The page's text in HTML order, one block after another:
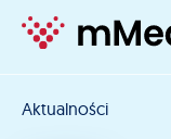
Aktualności